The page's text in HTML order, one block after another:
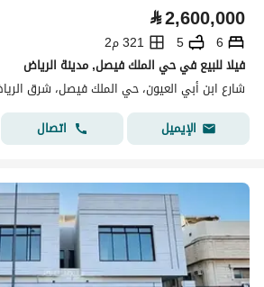
⃁2,600,000
6
5
321 م2
فيلا للبيع في حي الملك فيصل, مدينة الرياض
شارع ابن أبي العيون، حي الملك فيصل، شرق
الإيميل
اتصال